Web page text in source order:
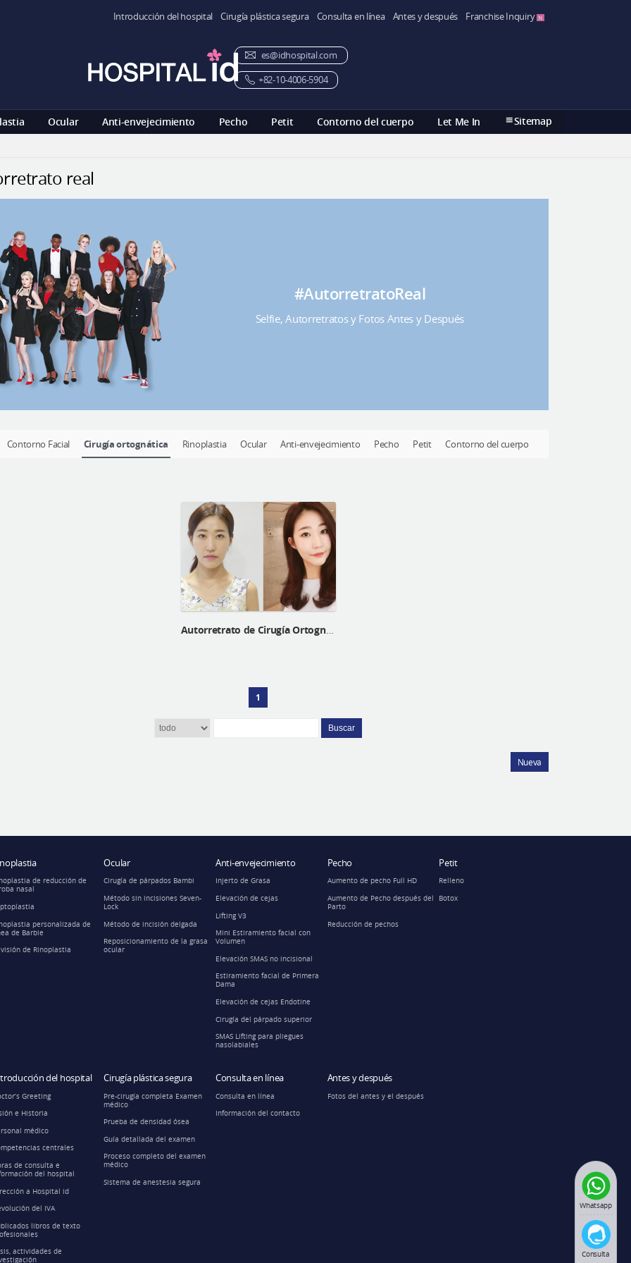
Introducción del hospital Cirugía plástica segura Consulta en línea Antes y después Franchise Inquiry
Ocular Anti-envejecimiento Pecho Petit Contorno del cuerpo Let Me In Sitemap
es@idhospital.com
+82-10-4006-5904
Whatsapp
Consulta
real
#AutorretratoReal
Selfie, Autorretratos y Fotos Antes y Después
Contorno Facial Cirugía ortognática Rinoplastia Ocular Anti-envejecimiento Pecho Petit Contorno del cuerpo
Autorretrato de Cirugía Ortognática de una paciente mongola
1
Buscar
Nueva
de reducción de
nasal
personalizada de
de Barbie
de Rinoplastia
Ocular
Cirugía de párpados Bambi
Método sin incisiones Seven-
Lock
Método de incisión delgada
Reposicionamiento de la grasa
ocular
Anti-envejecimiento
Injerto de Grasa
Elevación de cejas
Lifting V3
Mini Estiramiento facial con
Volumen
Elevación SMAS no incisional
Estiramiento facial de Primera
Dama
Elevación de cejas Endotine
Cirugía del párpado superior
SMAS Lifting para pliegues
nasolabiales
Pecho
Aumento de pecho Full HD
Aumento de Pecho después del
Parto
Reducción de pechos
Petit
Relleno
Botox
del hospital
Greeting
e Historia
médico
centrales
de consulta e
del hospital
a Hospital id
del IVA
libros de texto
actividades de
Cirugía plástica segura
Pre-cirugía completa Examen
médico
Prueba de densidad ósea
Guía detallada del examen
Proceso completo del examen
médico
Sistema de anestesia segura
Consulta en línea
Consulta en línea
Información del contacto
Antes y después
Fotos del antes y el después